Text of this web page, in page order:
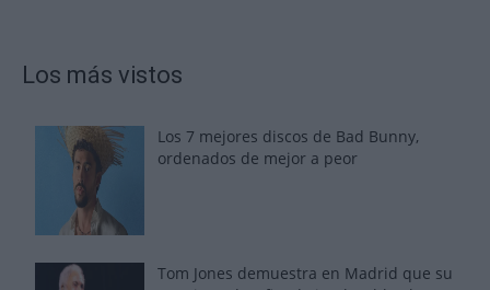
Los más vistos
Los 7 mejores discos de Bad Bunny,
ordenados de mejor a peor
Tom Jones demuestra en Madrid que su